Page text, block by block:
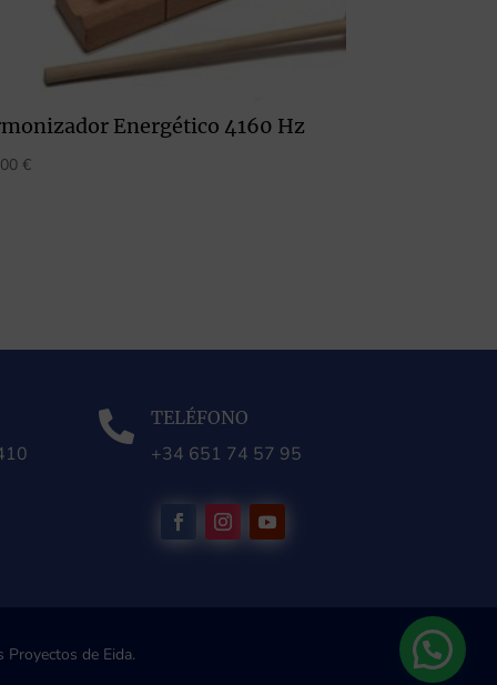
Energético 4160 Hz
€
 TELÉFONO
+34 651 74 57 95
de Eida.